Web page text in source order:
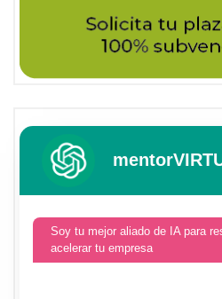
Soy tu mejor aliado de IA para
acelerar tu empresa